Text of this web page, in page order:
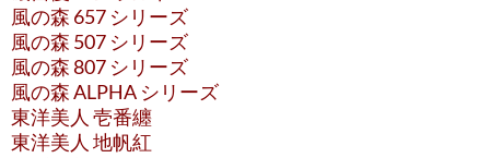
風の森 657 シリーズ
風の森 507 シリーズ
風の森 807 シリーズ
風の森 ALPHA シリーズ
東洋美人 壱番纏
東洋美人 地帆紅